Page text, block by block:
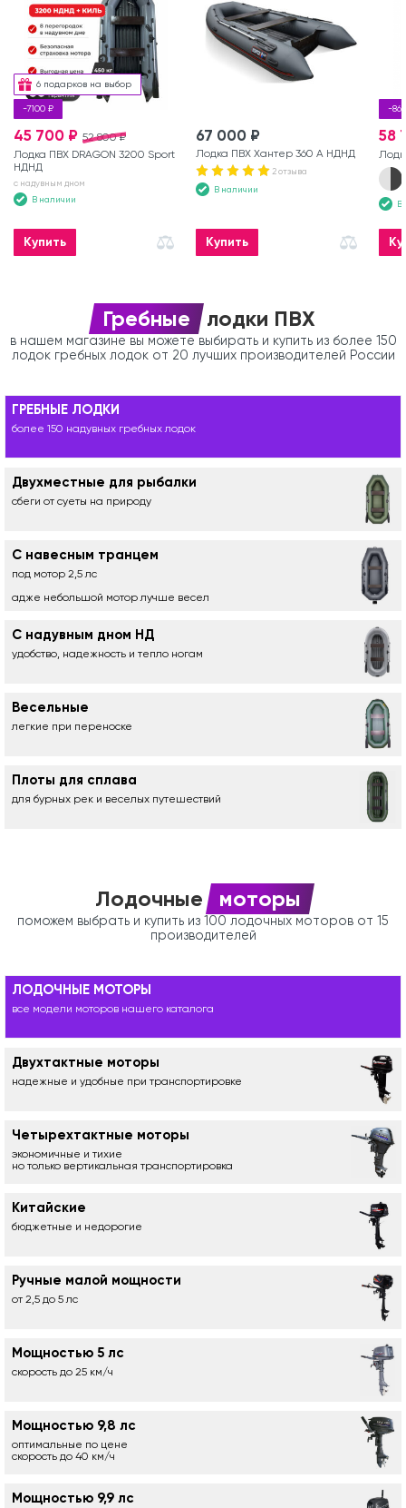
6 подарков на выбор
-7100 ₽
52 800 ₽
45 700 ₽
Лодка ПВХ DRAGON 3200 Sport
НДНД
с надувным дном
В наличии
Купить
67 000 ₽
Лодка ПВХ Хантер 360 А НДНД
2 отзыва
В наличии
Купить
-
58
В
Гребные лодки ПВХ
в нашем магазине вы можете выбирать и купить из более 150
лодок гребных лодок от 20 лучших производителей России
ГРЕБНЫЕ ЛОДКИ
более 150 надувных гребных лодок
Двухместные для рыбалки
сбеги от суеты на природу
С навесным транцем
под мотор 2,5 лс
адже небольшой мотор лучше весел
С надувным дном НД
удобство, надежность и тепло ногам
Весельные
легкие при переноске
Плоты для сплава
для бурных рек и веселых путешествий
Лодочные моторы
поможем выбрать и купить из 100 лодочных моторов от 15
производителей
ЛОДОЧНЫЕ МОТОРЫ
все модели моторов нашего каталога
Двухтактные моторы
надежные и удобные при транспортировке
Четырехтактные моторы
экономичные и тихие
но только вертикальная транспортировка
Китайские
бюджетные и недорогие
Ручные малой мощности
от 2,5 до 5 лс
Мощностью 5 лс
скорость до 25 км/ч
Мощностью 9,8 лс
оптимальные по цене
скорость до 40 км/ч
Мощностью 9,9 лс